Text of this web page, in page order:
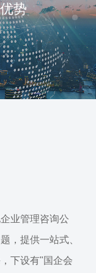
势
业管理咨询公
，提供一站式、
下设有"国企会